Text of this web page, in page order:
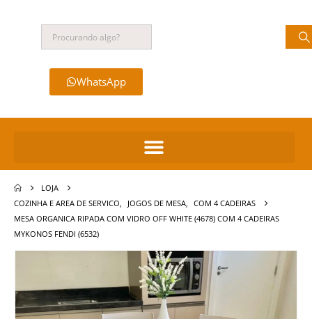
WhatsApp
LOJA
COZINHA E AREA DE SERVICO
JOGOS DE MESA
COM 4 CADEIRAS
MESA ORGANICA RIPADA COM VIDRO OFF WHITE (4678) COM 4 CADEIRAS
MYKONOS FENDI (6532)